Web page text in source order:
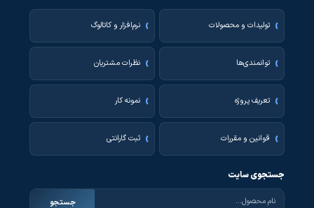
تولیدات و محصولات نرم‌افزار و کاتالوگ
توانمندی‌ها نظرات مشتریان
تعریف پروژه نمونه کار
قوانین و مقررات ثبت گارانتی
جستجوی سایت
جستجو